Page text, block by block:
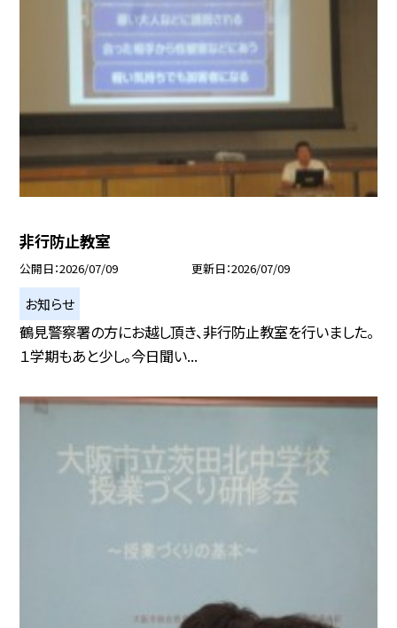
非行防止教室
公開日 2026/07/09 更新日 2026/07/09
お知らせ
鶴見警察署の方にお越し頂き、非行防止教室を行いました。
１学期もあと少し。今日聞い...